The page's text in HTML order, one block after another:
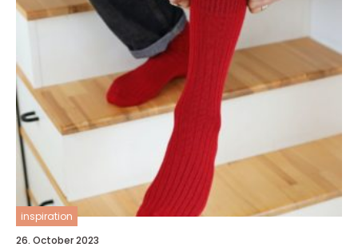
inspiration
26. October 2023